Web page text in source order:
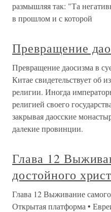
размышляя так: "Та
в прошлом и с которой
Превращение
Превращение даосизма в
Китае свидетельствует об
религии. Иногда
религией своего
закрывая даосские
далекие провинции.
Глава 12
достойного
Глава 12 Выживание
Открытая платформа •